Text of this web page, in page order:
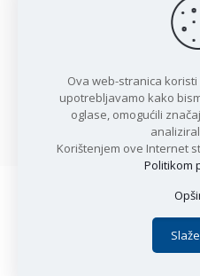
iznajmljivačima
Opširnije
Copyright © 2021 Općina
Politika
Ova web-stranica
upotrebljavamo kako
oglase, omogućili
Korištenjem ove Internet
Politikom